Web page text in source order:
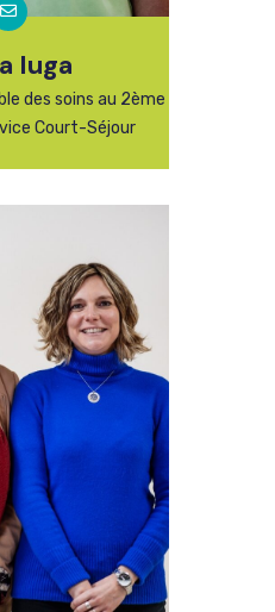
Iuga
des soins au 2ème
Court-Séjour